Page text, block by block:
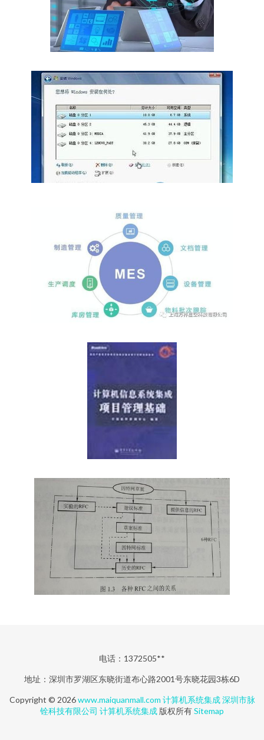
电话：1372505**
地址：深圳市罗湖区东晓街道布心路2001号东晓花园3栋6D
Copyright © 2026www.maiquanmall.com 计算机系统集成 深圳市脉
铨科技有限公司 计算机系统集成 版权所有Sitemap